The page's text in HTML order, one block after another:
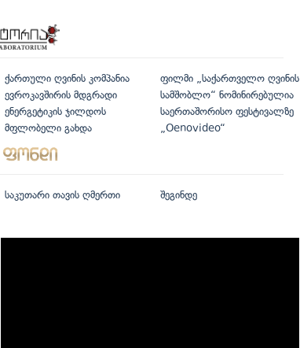
ქართული ღვინის კომპანია
ევროკავშირის მდგრადი
ენერგეტიკის ჯილდოს
მფლობელი გახდა
ფილმი „საქართველო ღვინის
სამშობლო“ ნომინირებულია
საერთაშორისო ფესტივალზე
„Oenovideo“
საკუთარი თავის ღმერთი შეგინდე